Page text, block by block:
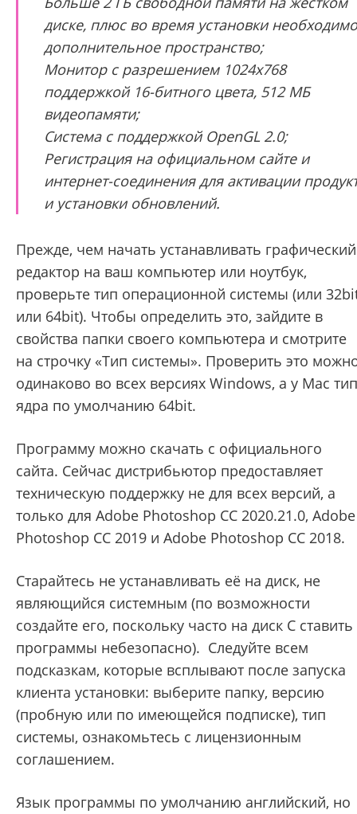
диске, плюс во время установки необходимо
дополнительное пространство;
Монитор с разрешением 1024x768
поддержкой 16-битного цвета, 512 МБ
видеопамяти;
Система с поддержкой OpenGL 2.0;
Регистрация на официальном сайте и
интернет-соединения для активации
и установки обновлений.
Прежде, чем начать устанавливать графический
редактор на ваш компьютер или ноутбук,
проверьте тип операционной системы (или
или 64bit). Чтобы определить это, зайдите в
свойства папки своего компьютера и смотрите
на строчку «Тип системы». Проверить это
одинаково во всех версиях Windows, а у Mac тип
ядра по умолчанию 64bit.
Программу можно скачать с официального
сайта. Сейчас дистрибьютор предоставляет
техническую поддержку не для всех версий, а
только для Adobe Photoshop CC 2020.21.0, Adobe
Photoshop CC 2019 и Adobe Photoshop CC 2018.
Старайтесь не устанавливать её на диск, не
являющийся системным (по возможности
создайте его, поскольку часто на диск C ставить
программы небезопасно). Следуйте всем
подсказкам, которые всплывают после запуска
клиента установки: выберите папку, версию
(пробную или по имеющейся подписке), тип
системы, ознакомьтесь с лицензионным
соглашением.
Язык программы по умолчанию английский, но